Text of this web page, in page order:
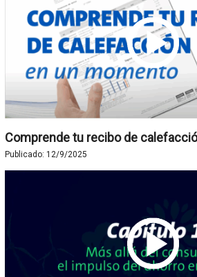
Comprende tu recibo de
Publicado: 12/9/2025